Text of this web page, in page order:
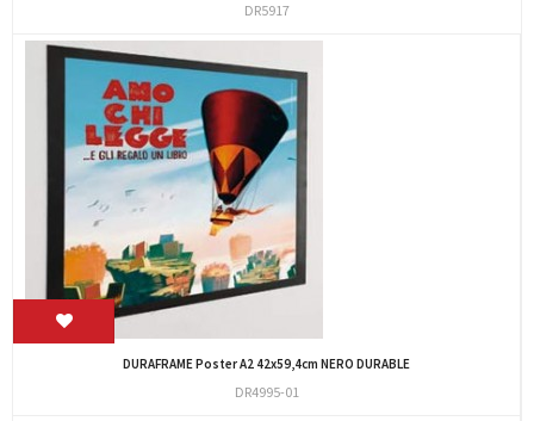
DR5917
DURAFRAME Poster A2 42x59,4cm NERO DURABLE
DR4995-01